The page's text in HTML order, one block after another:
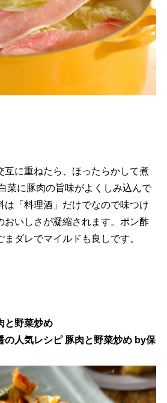
互に重ねたら、ほったらかして煮
菜に豚肉の旨味がよくしみ込んで
は「料理酒」だけでなので味つけ
おいしさが凝縮されます。ポン酢
ダレでマイルドも良しです。
と野菜炒め
の人気レシピ 豚肉と野菜炒め by保